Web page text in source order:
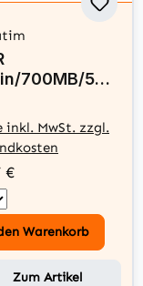
700MB/52x
inkl. MwSt. zzgl.
€
Warenkorb
Zum Artikel